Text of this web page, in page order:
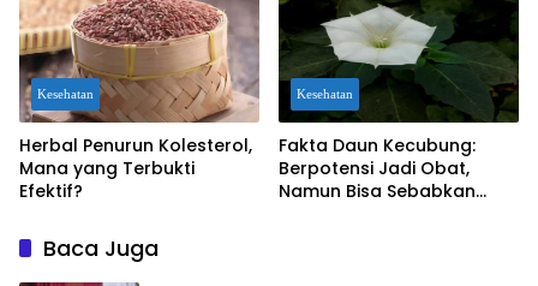
Kesehatan
Herbal Penurun Kolesterol,
Mana yang Terbukti
Efektif?
Kesehatan
Fakta Daun Kecubung:
Berpotensi Jadi Obat,
Namun Bisa Sebabkan
Baca Juga